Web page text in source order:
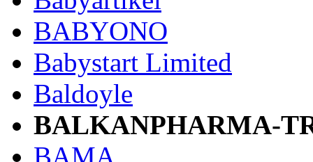
BABYONO
Babystart Limited
Baldoyle
BALKANPHARMA-